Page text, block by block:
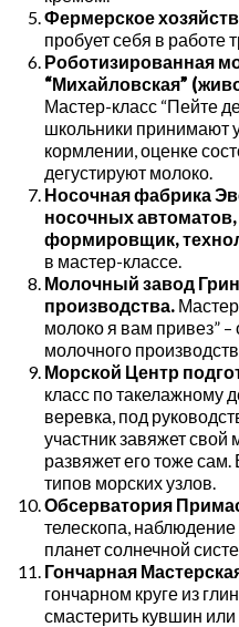
Фермерское
пробует себя в работе
Роботизированная
“Михайловская”
Мастер-класс “Пейте
школьники принимают
кормлении, оценке
дегустируют молоко.
Носочная фабрика
носочных
формировщик,
в мастер-классе.
Молочный завод
производства.
молоко я вам привез”
молочного
Морской Центр
класс по такелажному
веревка, под
участник завяжет свой
развяжет его тоже
типов морских узлов.
Обсерватория
телескопа,
планет солнечной
Гончарная
гончарном круге из
смастерить кувшин